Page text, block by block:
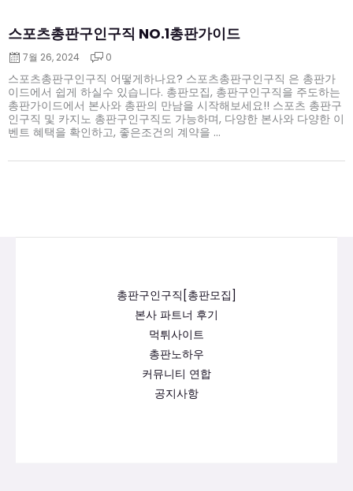
스포츠총판구인구직 NO.1총판가이드
7월 26, 2024 0
스포츠총판구인구직 어떻게하나요? 스포츠총판구인구직 은 총판가
이드에서 쉽게 하실수 있습니다. 총판모집, 총판구인구직을 주도하는
총판가이드에서 본사와 총판의 만남을 시작해보세요!! 스포츠 총판구
인구직 및 카지노 총판구인구직도 가능하며, 다양한 본사와 다양한 이
벤트 혜택을 확인하고, 좋은조건의 계약을 ...
총판구인구직[총판모집]
본사 파트너 후기
먹튀사이트
총판노하우
커뮤니티 연합
공지사항